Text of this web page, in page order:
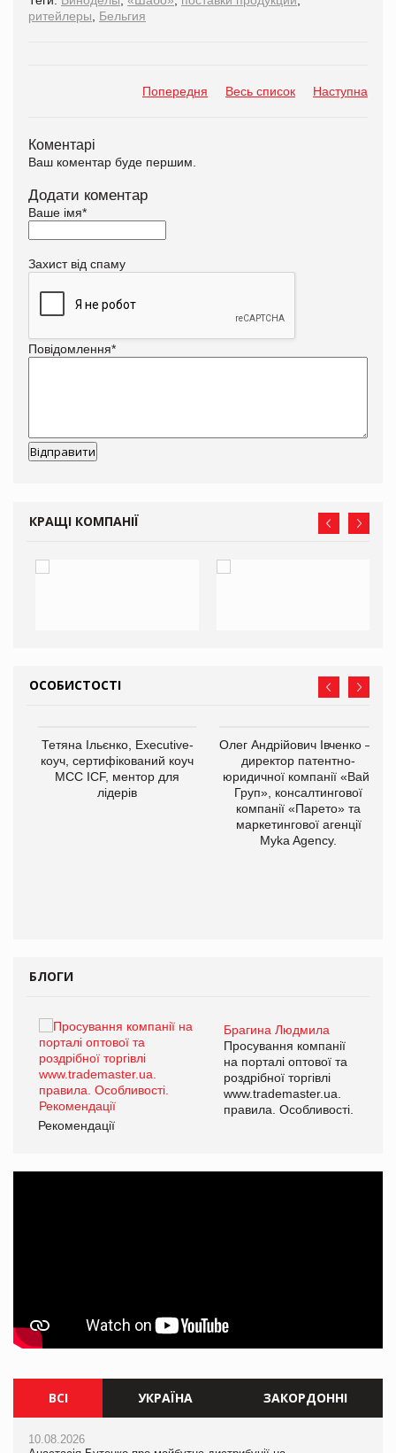
ритейлеры
Бельгия
Попередня Весь список Наступна
Коментарі
Ваш коментар буде першим.
Додати коментар
Ваше імя*
Захист від спаму
Повідомлення*
КРАЩІ КОМПАНІЇ
ОСОБИСТОСТІ
Тетяна Ільєнко, Executive-
коуч, сертифікований коуч
МСС ICF, ментор для
лідерів
Олег Андрійович Івченко —
директор патентно-
юридичної компанії «Вайз
Груп», консалтингової
компанії «Парето» та
маркетингової агенції
Myka Agency.
БЛОГИ
Брагина Людмила
Просування компанії
на порталі оптової та
роздрібної торгівлі
www.trademaster.ua.
правила. Особливості.
Рекомендації
ВСІ УКРАЇНА ЗАКОРДОННІ
10.08.2026
10.08.2026
10.08.2026